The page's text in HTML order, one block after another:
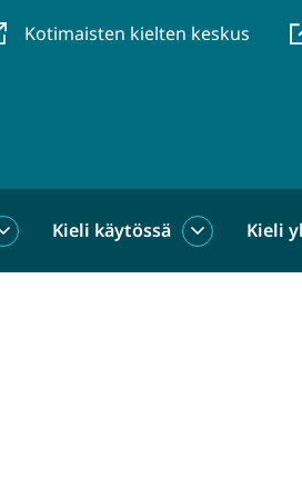
Kotimaisten kielten keskus
KielimuodotKieli käytössä
Kieli
Kieli